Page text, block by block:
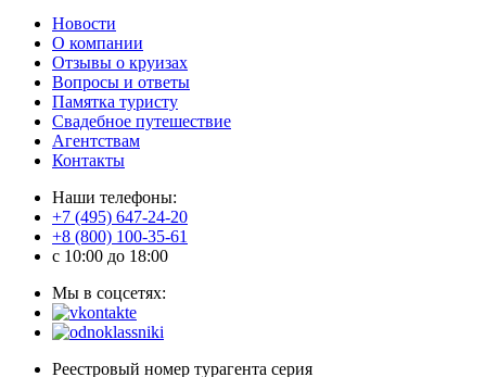
Новости
О компании
Отзывы о круизах
Вопросы и ответы
Памятка туристу
Свадебное путешествие
Агентствам
Контакты
Наши телефоны:
+7 (495) 647-24-20
+8 (800) 100-35-61
c 10:00 до 18:00
Мы в соцсетях:
Реестровый номер турагента серия